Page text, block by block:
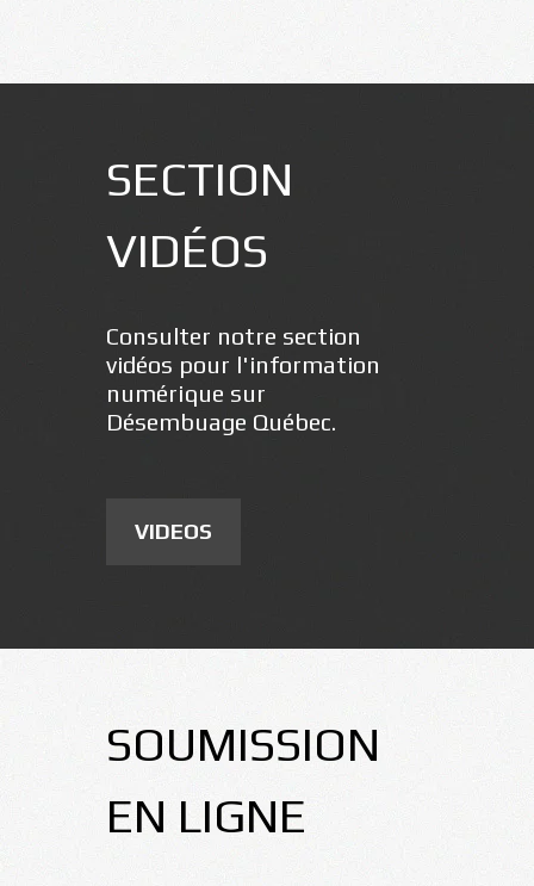
SECTION
VIDÉOS
Consulter notre section
vidéos pour l'information
numérique sur
Désembuage Québec.
VIDEOS
SOUMISSION
EN LIGNE